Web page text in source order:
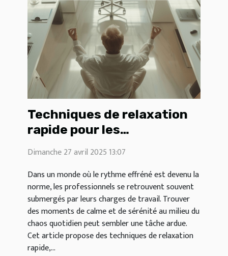
Techniques de relaxation
rapide pour les
professionnels surchargés
minutes
Dimanche 27 avril 2025 13:07
Dans un monde où le rythme effréné est devenu la
norme, les professionnels se retrouvent souvent
submergés par leurs charges de travail. Trouver
des moments de calme et de sérénité au milieu du
chaos quotidien peut sembler une tâche ardue.
Cet article propose des techniques de relaxation
rapide,...